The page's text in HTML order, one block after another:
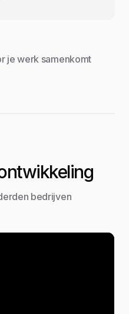
je werk samenkomt
bedrijven